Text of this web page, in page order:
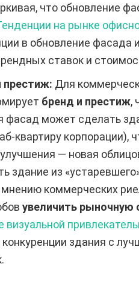
что обновление
на рынке
в обновление фасада
ставок и
Для
бренд и престиж,
может сделать
квартиру
— новая
здание из
коммерческих
увеличить рыночную
визуальной
конкуренции здания с